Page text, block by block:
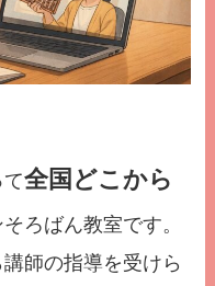
て全国どこから
ろばん教室です。
師の指導を受けら